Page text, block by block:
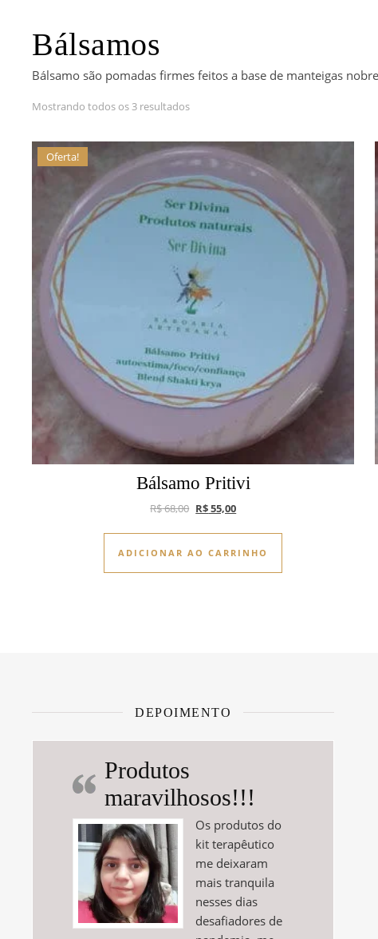
Bálsamos
Bálsamo são pomadas firmes feitos a base de manteigas
Mostrando todos os 3 resultadosClassificado por classificação média
Oferta!
Bálsamo Pritivi
R$68,00 O preço original era: R$ 68,00.
R$55,00O preço atual é: R$ 55,00.
ADICIONAR AO CARRINHO
DEPOIMENTO
Produtos
maravilhosos!!!
Os produtos do
kit terapêutico
me deixaram
mais tranquila
nesses dias
desafiadores de